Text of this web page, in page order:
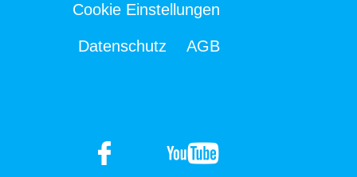
Cookie Einstellungen
Datenschutz AGB